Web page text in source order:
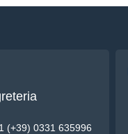
(+39) 0331 635996